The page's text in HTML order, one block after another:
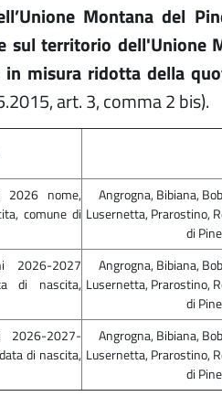
Montana del
sul territorio dell'Unione
misura ridotta della
art. 3, comma 2 bis).
2026 nome,
comune di
Angrogna, Bibiana,
Lusernetta, Prarostino,
di
2026-2027
di nascita,
Angrogna, Bibiana,
Lusernetta, Prarostino,
di
2026-2027-
di nascita,
Angrogna, Bibiana,
Lusernetta, Prarostino,
di